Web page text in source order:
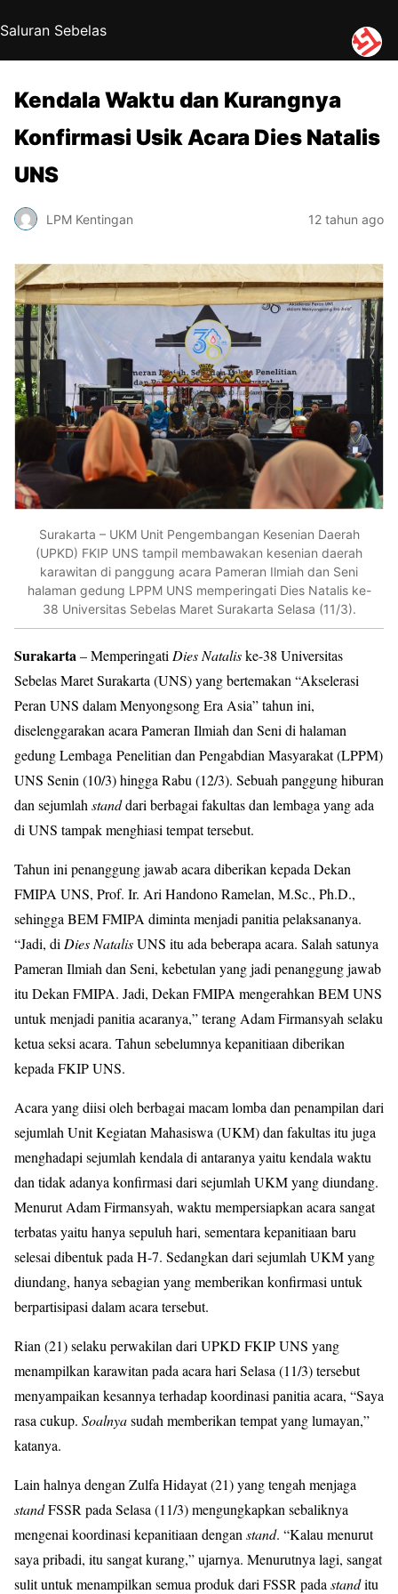
Saluran Sebelas
Kendala Waktu dan Kurangnya
Konfirmasi Usik Acara Dies Natalis
UNS
LPM Kentingan 12 tahun ago
Surakarta – UKM Unit Pengembangan Kesenian Daerah
(UPKD) FKIP UNS tampil membawakan kesenian daerah
karawitan di panggung acara Pameran Ilmiah dan Seni
halaman gedung LPPM UNS memperingati Dies Natalis ke-
38 Universitas Sebelas Maret Surakarta Selasa (11/3).
Surakarta– Memperingati Dies Nataliske-38 Universitas
Sebelas Maret Surakarta (UNS) yang bertemakan “Akselerasi
Peran UNS dalam Menyongsong Era Asia” tahun ini,
diselenggarakan acara Pameran Ilmiah dan Seni di halaman
gedung Lembaga Penelitian dan Pengabdian Masyarakat (LPPM)
UNS Senin (10/3) hingga Rabu (12/3). Sebuah panggung hiburan
dan sejumlah standdari berbagai fakultas dan lembaga yang ada
di UNS tampak menghiasi tempat tersebut.
Tahun ini penanggung jawab acara diberikan kepada Dekan
FMIPA UNS, Prof. Ir. Ari Handono Ramelan, M.Sc., Ph.D.,
sehingga BEM FMIPA diminta menjadi panitia pelaksananya.
“Jadi, di Dies NatalisUNS itu ada beberapa acara. Salah satunya
Pameran Ilmiah dan Seni, kebetulan yang jadi penanggung jawab
itu Dekan FMIPA. Jadi, Dekan FMIPA mengerahkan BEM UNS
untuk menjadi panitia acaranya,” terang Adam Firmansyah selaku
ketua seksi acara. Tahun sebelumnya kepanitiaan diberikan
kepada FKIP UNS.
Acara yang diisi oleh berbagai macam lomba dan penampilan dari
sejumlah Unit Kegiatan Mahasiswa (UKM) dan fakultas itu juga
menghadapi sejumlah kendala di antaranya yaitu kendala waktu
dan tidak adanya konfirmasi dari sejumlah UKM yang diundang.
Menurut Adam Firmansyah, waktu mempersiapkan acara sangat
terbatas yaitu hanya sepuluh hari, sementara kepanitiaan baru
selesai dibentuk pada H-7. Sedangkan dari sejumlah UKM yang
diundang, hanya sebagian yang memberikan konfirmasi untuk
berpartisipasi dalam acara tersebut.
Rian (21) selaku perwakilan dari UPKD FKIP UNS yang
menampilkan karawitan pada acara hari Selasa (11/3) tersebut
menyampaikan kesannya terhadap koordinasi panitia acara, “Saya
rasa cukup. Soalnyasudah memberikan tempat yang lumayan,”
katanya.
Lain halnya dengan Zulfa Hidayat (21) yang tengah menjaga
standFSSR pada Selasa (11/3) mengungkapkan sebaliknya
mengenai koordinasi kepanitiaan dengan stand. “Kalau menurut
saya pribadi, itu sangat kurang,” ujarnya. Menurutnya lagi, sangat
sulit untuk menampilkan semua produk dari FSSR pada standitu